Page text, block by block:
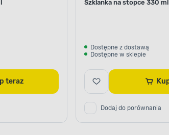
Kup teraz
Szklanka na stopce 330 ml
Dostępne z dostawą
Dostępne w sklepie
Dodaj do porównania